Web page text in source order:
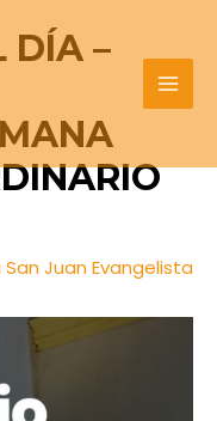
DÍA –
Juan Evangelista